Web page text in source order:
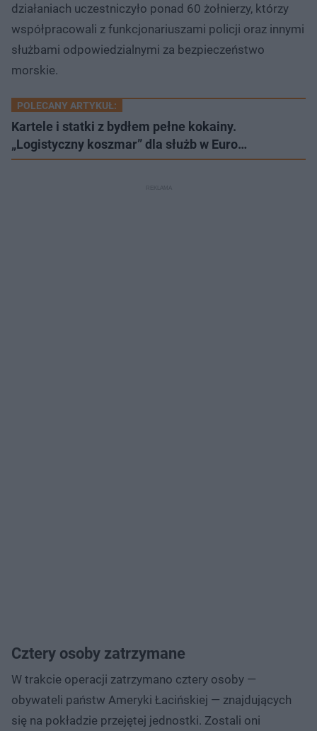
działaniach uczestniczyło ponad 60 żołnierzy, którzy
współpracowali z funkcjonariuszami policji oraz innymi
służbami odpowiedzialnymi za bezpieczeństwo
morskie.
POLECANY ARTYKUŁ:
Kartele i statki z bydłem pełne kokainy.
„Logistyczny koszmar” dla służb w Euro…
Cztery osoby zatrzymane
W trakcie operacji zatrzymano cztery osoby —
obywateli państw Ameryki Łacińskiej — znajdujących
się na pokładzie przejętej jednostki. Zostali oni